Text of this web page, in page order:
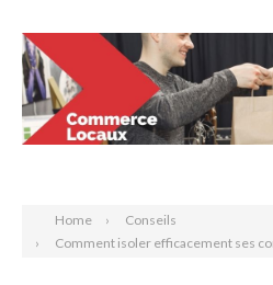
Home
Conseils
Comment isoler efficacement ses